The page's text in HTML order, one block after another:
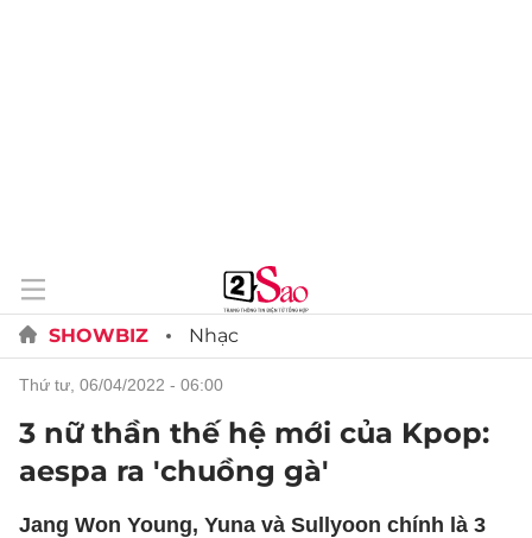
SHOWBIZ Nhạc
thứ tư, 06/04/2022 - 06:00
3 nữ thần thế hệ mới của Kpop:
aespa ra 'chuồng gà'
Jang Won Young, Yuna và Sullyoon chính là 3